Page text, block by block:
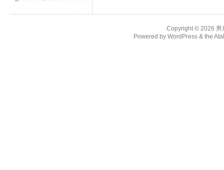
Copyright © 2026 男
Powered by WordPress & the